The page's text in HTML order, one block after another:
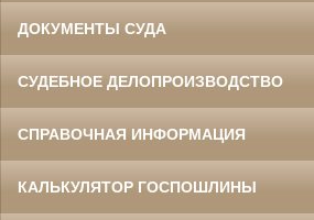
ДОКУМЕНТЫ СУДА
СУДЕБНОЕ ДЕЛОПРОИЗВОДСТВО
СПРАВОЧНАЯ ИНФОРМАЦИЯ
КАЛЬКУЛЯТОР ГОСПОШЛИНЫ